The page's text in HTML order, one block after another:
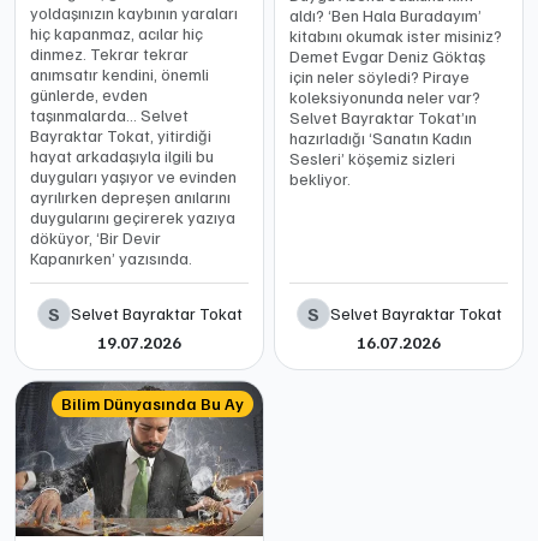
yoldaşınızın kaybının yaraları
hiç kapanmaz, acılar hiç
dinmez. Tekrar tekrar
anımsatır kendini, önemli
günlerde, evden
taşınmalarda… Selvet
Bayraktar Tokat, yitirdiği
hayat arkadaşıyla ilgili bu
duyguları yaşıyor ve evinden
ayrılırken depreşen anılarını
duygularını geçirerek yazıya
döküyor, ‘Bir Devir
Kapanırken’ yazısında.
S Selvet Bayraktar Tokat
19.07.2026
aldı? ‘Ben Hala Buradayım’
kitabını okumak ister misiniz?
Demet Evgar Deniz Göktaş
için neler söyledi? Piraye
koleksiyonunda neler var?
Selvet Bayraktar Tokat’ın
hazırladığı ‘Sanatın Kadın
Sesleri’ köşemiz sizleri
bekliyor.
S Selvet Bayraktar Tokat
16.07.2026
Bilim Dünyasında Bu Ay